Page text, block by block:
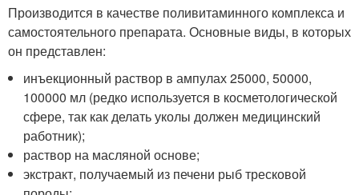
Производится в качестве поливитаминного комплекса и
самостоятельного препарата. Основные виды, в которых
он представлен:
инъекционный раствор в ампулах 25000, 50000,
100000 мл (редко используется в косметологической
сфере, так как делать уколы должен медицинский
работник);
раствор на масляной основе;
экстракт, получаемый из печени рыб тресковой